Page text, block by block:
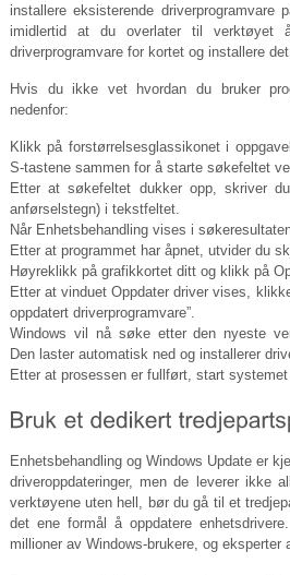
installere eksisterende
imidlertid at du overlater til verktøyet
driverprogramvare for kortet og installere
Hvis du ikke vet hvordan du bruker
nedenfor:
Klikk på forstørrelsesglassikonet i
S-tastene sammen for å starte søkefeltet
Etter at søkefeltet dukker opp, skriver
anførselstegn) i tekstfeltet.
Når Enhetsbehandling vises i
Etter at programmet har åpnet, utvider du
Høyreklikk på grafikkortet ditt og klikk på
Etter at vinduet Oppdater driver vises,
oppdatert driverprogramvare”.
Windows vil nå søke etter den nyeste
Den laster automatisk ned og installerer
Etter at prosessen er fullført, start
Enhetsbehandling og Windows Update er
driveroppdateringer, men de leverer ikke
verktøyene uten hell, bør du gå til et
det ene formål å oppdatere
millioner av Windows-brukere, og eksperter